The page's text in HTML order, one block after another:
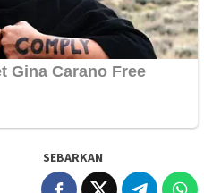
SEBARKAN